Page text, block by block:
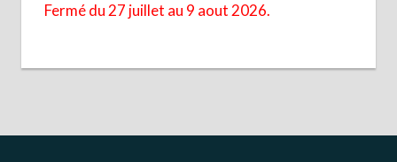
Fermé du 27 juillet au 9 aout 2026.